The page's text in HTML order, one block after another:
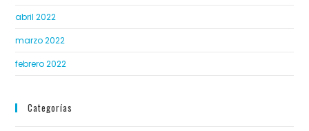
abril 2022
marzo 2022
febrero 2022
Categorías